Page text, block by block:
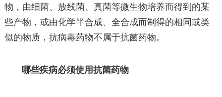
物，由细菌、放线菌、真菌等微生物培养而得到的某
些产物，或由化学半合成、全合成而制得的相同或类
似的物质，抗病毒药物不属于抗菌药物。
哪些疾病必须使用抗菌药物